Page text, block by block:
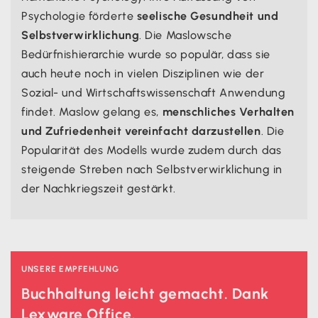
verstehen, dass kein Mensch alle Individualbedürfnisse
verfolgt. Auch hier liegt eine Gewichtung vor, welche
auf individueller Ebene als besonders wichtig definiert
werden.
vollständig zu entfalten.
Psychologie förderte seelische Gesundheit und
Selbstverwirklichung. Die Maslowsche
Bedürfnishierarchie wurde so populär, dass sie
auch heute noch in vielen Disziplinen wie der
Sozial- und Wirtschaftswissenschaft Anwendung
findet. Maslow gelang es, menschliches Verhalten
und Zufriedenheit vereinfacht darzustellen. Die
Popularität des Modells wurde zudem durch das
steigende Streben nach Selbstverwirklichung in
der Nachkriegszeit gestärkt.
UNSERE EMPFEHLUNG
Buchhaltung leicht gemacht. Dank
Lexware Office.